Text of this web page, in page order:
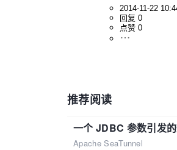
2014-11-22
回复 0
点赞 0
推荐阅读
一个 JDBC 参数引发
Apache SeaTunnel